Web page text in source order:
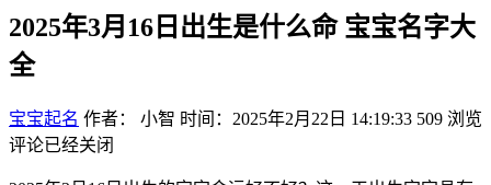
2025年3月16日出生是什么命 宝宝名字大
全
宝宝起名 作者： 小智 时间：2025年2月22日 14:19:33 509 浏览
评论已经关闭